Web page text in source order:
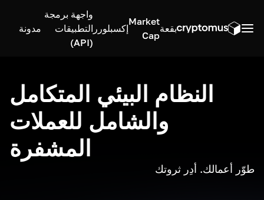
بقعة
Market
Cap
إكسبلورر
واجهة برمجة
التطبيقات
(API)
مدونة
النظام البيئي المتكامل
والشامل للعملات
المشفرة
طوّر أعمالك. أدِر ثروتك